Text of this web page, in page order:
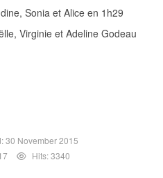
Sonia et Alice en 1h29
Virginie et Adeline Godeau
30 November 2015
Hits: 3340